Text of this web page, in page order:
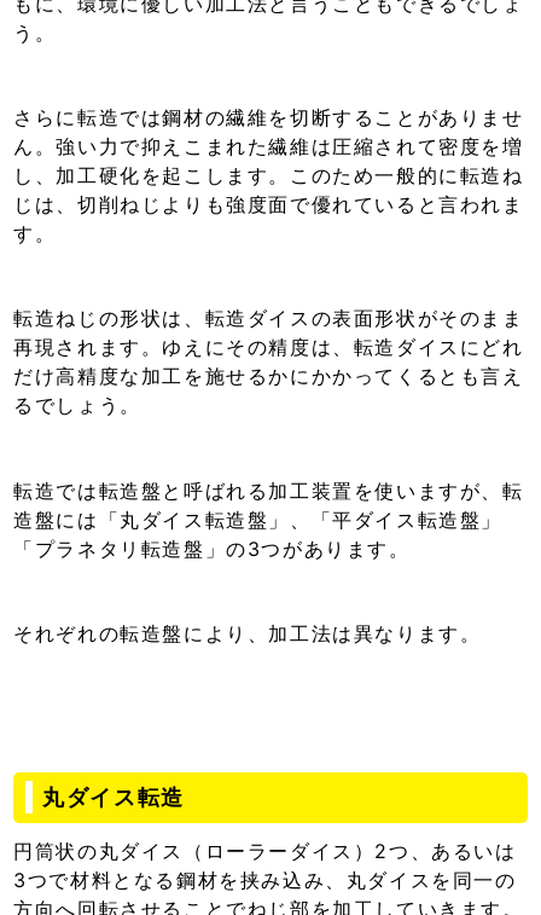
う。
さらに転造では鋼材の繊維を切断することがありませ
ん。強い力で抑えこまれた繊維は圧縮されて密度を増
し、加工硬化を起こします。このため一般的に転造ね
じは、切削ねじよりも強度面で優れていると言われま
す。
転造ねじの形状は、転造ダイスの表面形状がそのまま
再現されます。ゆえにその精度は、転造ダイスにどれ
だけ高精度な加工を施せるかにかかってくるとも言え
るでしょう。
転造では転造盤と呼ばれる加工装置を使いますが、転
造盤には「丸ダイス転造盤」、「平ダイス転造盤」
「プラネタリ転造盤」の3つがあります。
それぞれの転造盤により、加工法は異なります。
丸ダイス転造
円筒状の丸ダイス（ローラーダイス）2つ、あるいは
3つで材料となる鋼材を挟み込み、丸ダイスを同一の
方向へ回転させることでねじ部を加工していきます。